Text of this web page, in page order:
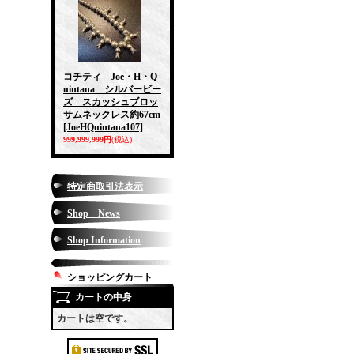
コチティ Joe・H・Q
uintana シルバービー
ズ スカッシュブロッ
サムネックレス約67cm
[JoeHQuintana107]
999,999,999円(税込)
特定商取引法表示
Shop News
Shop Information
ショッピングカート
カートの中身
カートは空です。